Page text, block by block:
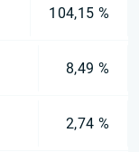
104,15 %
8,49 %
2,74 %